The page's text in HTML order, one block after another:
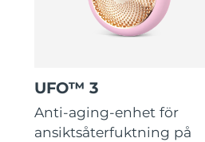
UFO™ 3
Anti-aging-enhet för
ansiktsåterfuktning på